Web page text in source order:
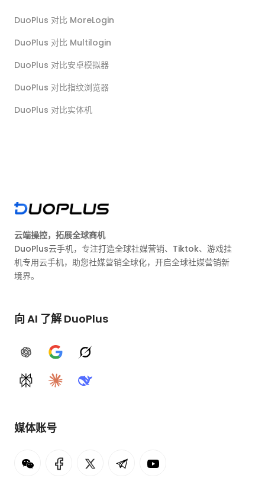
DuoPlus 对比 MoreLogin
DuoPlus 对比 Multilogin
DuoPlus 对比安卓模拟器
DuoPlus 对比指纹浏览器
DuoPlus 对比实体机
云端操控，拓展全球商机
DuoPlus云手机，专注打造全球社媒营销、Tiktok、游戏挂
机专用云手机，助您社媒营销全球化，开启全球社媒营销新
境界。
向 AI 了解 DuoPlus
ChatGPTGoogle AIGrok
PerplexityClaudeDeepSeek
媒体账号